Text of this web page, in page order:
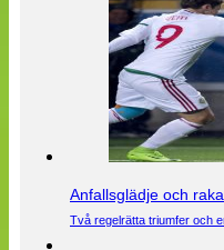
Anfallsglädje och
Två regelrätta triumfer och